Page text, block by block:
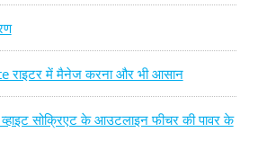
राइटर में मैनेज करना और भी आसान
व्हाइट सोक्रिएट के आउटलाइन फीचर की पावर के